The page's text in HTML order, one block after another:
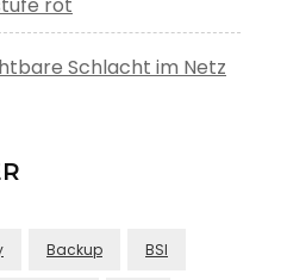
Schlacht im Netz
Backup BSI